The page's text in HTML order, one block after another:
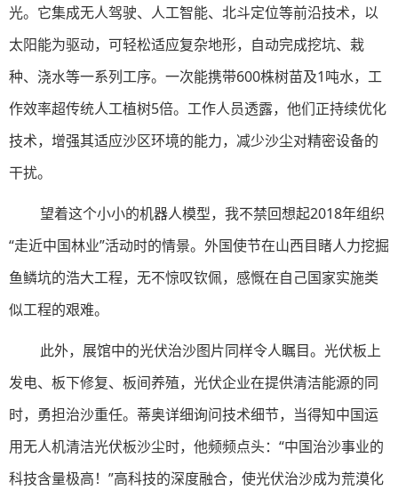
光。它集成无人驾驶、人工智能、北斗定位等前沿技术，以
太阳能为驱动，可轻松适应复杂地形，自动完成挖坑、栽
种、浇水等一系列工序。一次能携带600株树苗及1吨水，工
作效率超传统人工植树5倍。工作人员透露，他们正持续优化
技术，增强其适应沙区环境的能力，减少沙尘对精密设备的
干扰。
望着这个小小的机器人模型，我不禁回想起2018年组织
“走近中国林业”活动时的情景。外国使节在山西目睹人力挖掘
鱼鳞坑的浩大工程，无不惊叹钦佩，感慨在自己国家实施类
似工程的艰难。
此外，展馆中的光伏治沙图片同样令人瞩目。光伏板上
发电、板下修复、板间养殖，光伏企业在提供清洁能源的同
时，勇担治沙重任。蒂奥详细询问技术细节，当得知中国运
用无人机清洁光伏板沙尘时，他频频点头：“中国治沙事业的
科技含量极高！”高科技的深度融合，使光伏治沙成为荒漠化